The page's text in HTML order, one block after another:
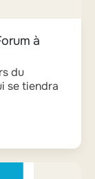
à
du
se tiendra